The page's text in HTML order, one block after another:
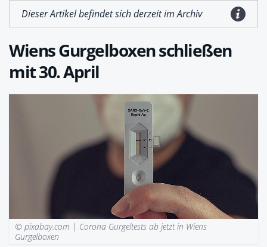
Dieser Artikel befindet sich derzeit im Archiv
Wiens Gurgelboxen schließen
mit 30. April
© pixabay.com | Corona Gurgeltests ab jetzt in Wiens
Gurgelboxen